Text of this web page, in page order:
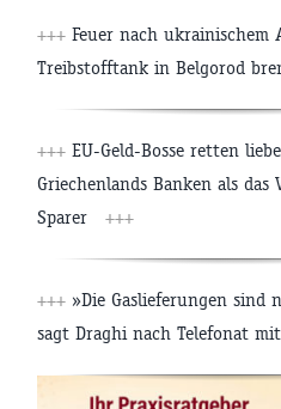
+++ Feuer nach ukrainischem
Treibstofftank in Belgorod
+++ EU-Geld-Bosse retten
Griechenlands Banken als das
Sparer
+++
+++ »Die Gaslieferungen sind
sagt Draghi nach Telefonat